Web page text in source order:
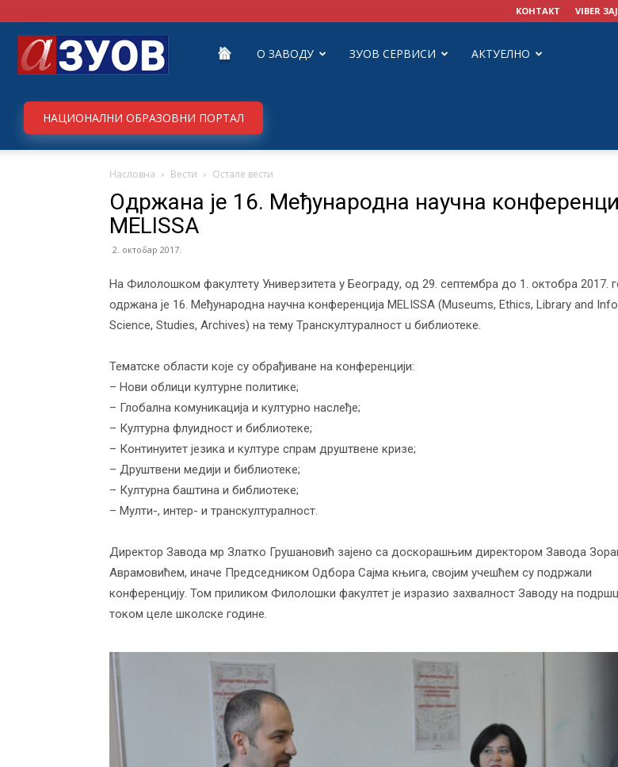
КОНТАКТ VIBER
за
унапређивање
образовања
и
васпитања
О ЗАВОДУ ЗУОВ СЕРВИСИ АКТУЕЛНО
НАЦИОНАЛНИ ОБРАЗОВНИ ПОРТАЛ
Насловна Вести Остале вести
Oдржана је 16. Mеђународна научна
MELISSA
2. октобар 2017.
На Филолошком факултету Универзитета у Београду, од 29. септембра до 1. октобра 2017.
одржана је 16. Mеђународна научна конференција MELISSA (Museums, Ethics, Library and
Science, Studies, Archives) на тему Транскултуралност u библиотеке.
Тематске области које су обрађиване на конференцији:
– Нови облици културне политике;
– Глобална комуникација и културно наслеђе;
– Културна флуидност и библиотеке;
– Континуитет језика и културе спрам друштвене кризе;
– Друштвени медији и библиотеке;
– Културна баштина и библиотеке;
– Мулти-, интер- и транскултуралност.
Директор Завода мр Златко Грушановић зајено са доскорашњим директором Завода
Аврамовићем, иначе Председником Одбора Сајма књига, својим учешћем су подржали
конференцију. Том приликом Филолошки факултет је изразио захвалност Заводу на
током целе школске године.